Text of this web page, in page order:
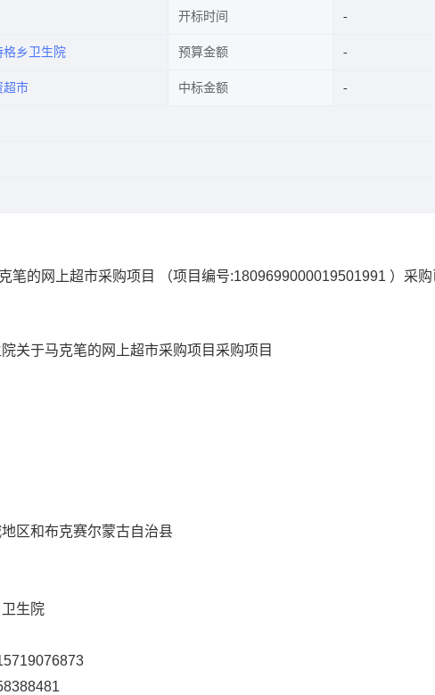
开标时间
格乡卫生院 预算金额
超市 中标金额
笔的网上超市采购项目 （项目编号:1809699000019501991 ）采
关于马克笔的网上超市采购项目 采购项目
区和布克赛尔蒙古自治县
生院